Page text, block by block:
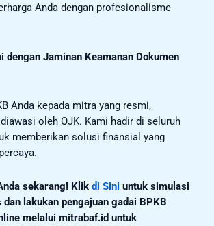
Anda dengan profesionalisme
dengan Jaminan Keamanan Dokumen
Anda kepada mitra yang resmi,
oleh OJK. Kami hadir di seluruh
memberikan solusi finansial yang
sekarang! Klik di Sini untuk simulasi
lakukan pengajuan gadai BPKB
melalui mitrabaf.id untuk